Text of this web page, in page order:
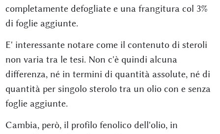
completamente defogliate e una frangitura col 3%
di foglie aggiunte.
E' interessante notare come il contenuto di steroli
non varia tra le tesi. Non c'è quindi alcuna
differenza, né in termini di quantità assolute, né di
quantità per singolo sterolo tra un olio con e senza
foglie aggiunte.
Cambia, però, il profilo fenolico dell'olio, in